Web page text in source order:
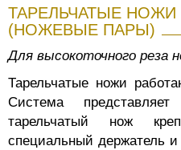
ТАРЕЛЬЧАТЫЕ
(НОЖЕВЫЕ ПАРЫ)
Для высокоточного реза
Тарельчатые ножи
Система
тарельчатый нож
специальный держатель